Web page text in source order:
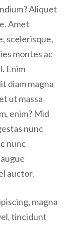
Aliquet
Amet
scelerisque,
montes ac
Enim
diam magna
ut massa
enim? Mid
nunc
nunc
auctor.
magna
tincidunt